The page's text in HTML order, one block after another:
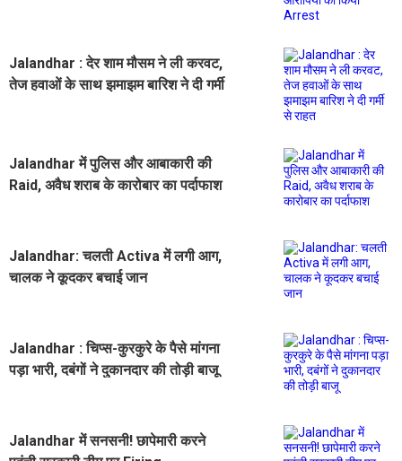
Jalandhar : देर शाम मौसम ने ली करवट,
तेज हवाओं के साथ झमाझम बारिश ने दी गर्मी
Jalandhar में पुलिस और आबाकारी की
Raid, अवैध शराब के कारोबार का पर्दाफाश
Jalandhar: चलती Activa में लगी आग,
चालक ने कूदकर बचाई जान
Jalandhar : चिप्स-कुरकुरे के पैसे मांगना
पड़ा भारी, दबंगों ने दुकानदार की तोड़ी बाजू
Jalandhar में सनसनी! छापेमारी करने